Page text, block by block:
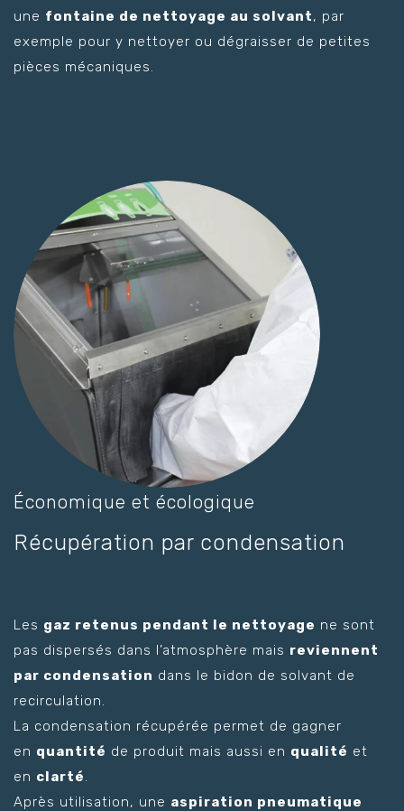
une fontaine de nettoyage au solvant, par
exemple pour y nettoyer ou dégraisser de petites
pièces mécaniques.
Économique et écologique
Récupération par condensation
Les gaz retenus pendant le nettoyage ne sont
pas dispersés dans l’atmosphère mais reviennent
par condensation dans le bidon de solvant de
recirculation.
La condensation récupérée permet de gagner
en quantité de produit mais aussi en qualité et
en clarté.
Après utilisation, une aspiration pneumatique